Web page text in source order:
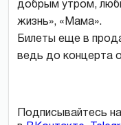
добрым утром,
жизнь», «Мама».
Билеты еще в
ведь до концерта
Подписывайтесь